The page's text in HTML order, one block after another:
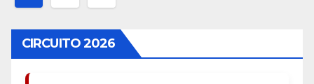
de
entradas
CIRCUITO 2026